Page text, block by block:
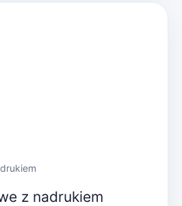
z nadrukiem